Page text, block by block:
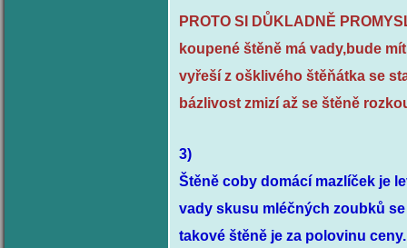
PROTO SI DŮKLADNĚ
koupené štěně má vady,bude
vyřeší z ošklivého štěňátka se
bázlivost zmizí až se štěně
3)
Štěně coby domácí mazlíček je
vady skusu mléčných zoubků
takové štěně je za polovinu